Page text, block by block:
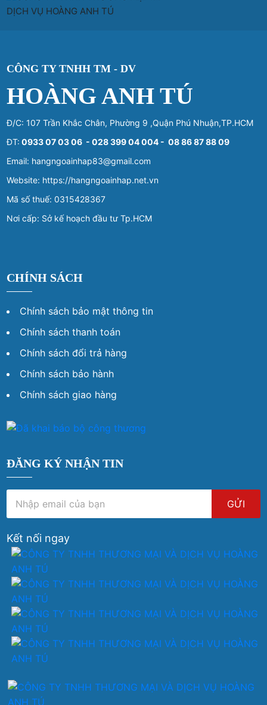
CÔNG TY TNHH TM - DV
HOÀNG ANH TÚ
Đ/C: 107 Trần Khắc Chân, Phường 9 ,Quận Phú Nhuận,TP.HCM
ĐT: 0933 07 03 06 - 028 399 04 004 - 08 86 87 88 09
Email: hangngoainhap83@gmail.com
Website: https://hangngoainhap.net.vn
Mã số thuế: 0315428367
Nơi cấp: Sở kế hoạch đầu tư Tp.HCM
CHÍNH SÁCH
Chính sách bảo mật thông tin
Chính sách thanh toán
Chính sách đổi trả hàng
Chính sách bảo hành
Chính sách giao hàng
ĐĂNG KÝ NHẬN TIN
GỬI
Kết nối ngay